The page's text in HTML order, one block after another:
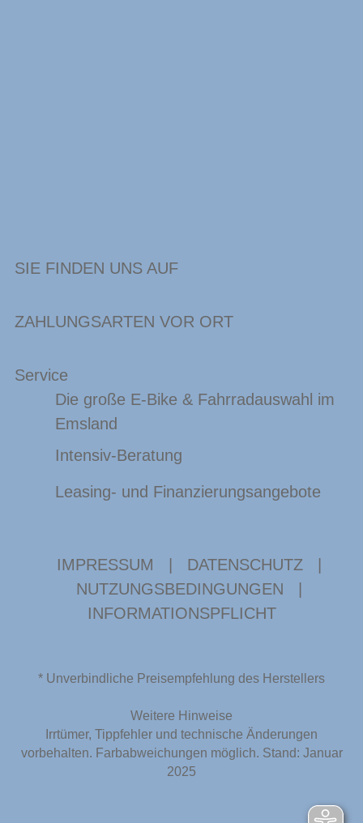
SIE FINDEN UNS AUF
ZAHLUNGSARTEN VOR ORT
Service
Die große E-Bike & Fahrradauswahl im
Emsland
Intensiv-Beratung
Leasing- und Finanzierungsangebote
IMPRESSUM DATENSCHUTZ
NUTZUNGSBEDINGUNGEN
INFORMATIONSPFLICHT
* Unverbindliche Preisempfehlung des Herstellers
Weitere Hinweise
Irrtümer, Tippfehler und technische Änderungen
vorbehalten. Farbabweichungen möglich. Stand: Januar
2025